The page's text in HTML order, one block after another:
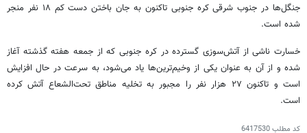
جنگل‌ها در جنوب شرقی کره جنوبی تاکنون به جان باختن دست کم ۱۸ نفر منجر
شده است.
خسارت ناشی از آتش‌سوزی گسترده در کره جنوبی که از جمعه هفته گذشته آغاز
شده و از آن به عنوان یکی از وخیم‌ترین‌ها یاد می‌شود، به سرعت در حال افزایش
است و تاکنون ۲۷ هزار نفر را مجبور به تخلیه مناطق تحت‌الشعاع آتش کرده
است.
کد مطلب6417530